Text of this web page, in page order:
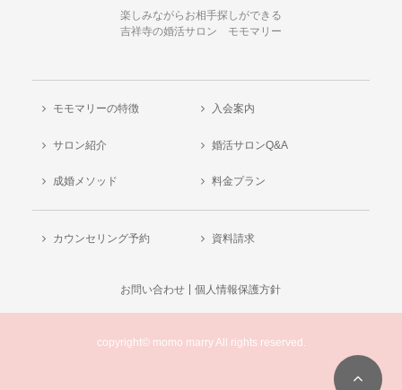
楽しみながらお相手探しができる
吉祥寺の婚活サロン モモマリー
モモマリーの特徴 入会案内
サロン紹介 婚活サロンQ&A
成婚メソッド 料金プラン
カウンセリング予約 資料請求
お問い合わせ 個人情報保護方針
copyright© momo marry All rights reserved.